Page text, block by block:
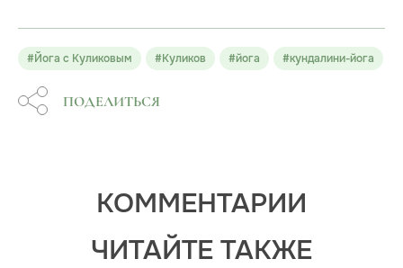
#Йога с Куликовым #Куликов #йога #кундалини-йога
ПОДЕЛИТЬСЯ
КОММЕНТАРИИ
ЧИТАЙТЕ ТАКЖЕ